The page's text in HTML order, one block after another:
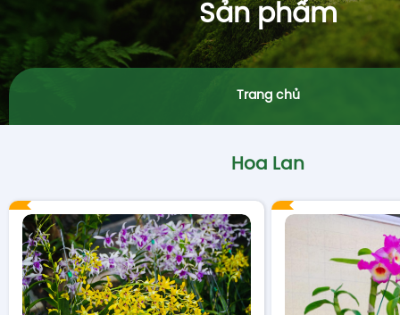
Sản phẩm
Trang chủ
Hoa Lan